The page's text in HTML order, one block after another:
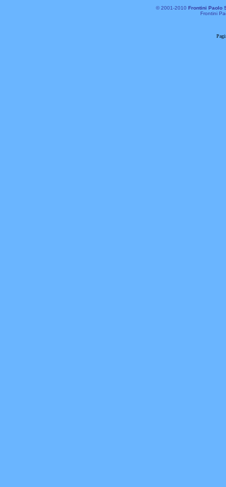
© 2001-2010 Frontini Paolo
Frontini